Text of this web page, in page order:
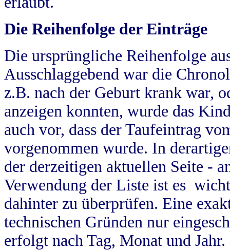
Die Reihenfolge der Einträge
Die ursprüngliche Reihenfolge
Ausschlaggebend war die
z.B. nach der Geburt krank war,
anzeigen konnten, wurde das
auch vor, dass der Taufeintrag
vorgenommen wurde. In
der derzeitigen aktuellen Seite -
Verwendung der Liste ist es
dahinter zu überprüfen. Eine
technischen Gründen nur
erfolgt nach Tag, Monat und Jahr.